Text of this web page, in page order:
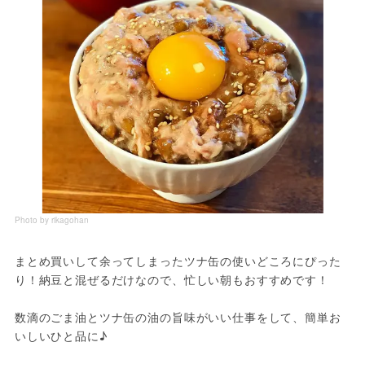
Photo by rikagohan
まとめ買いして余ってしまったツナ缶の使いどころにぴった
り！納豆と混ぜるだけなので、忙しい朝もおすすめです！
数滴のごま油とツナ缶の油の旨味がいい仕事をして、簡単お
いしいひと品に♪